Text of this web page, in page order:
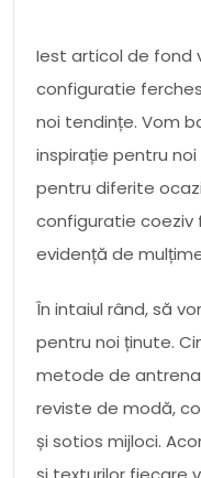
Iest articol de fond
configuratie
noi tendințe. Vom
inspirație pentru
pentru diferite
configuratie coeziv
evidență de
În intaiul rând, să
pentru noi ținute.
metode de
reviste de modă,
și sotios mijloci.